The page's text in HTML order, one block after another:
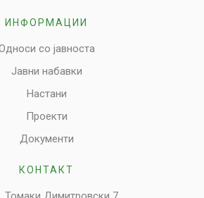
ИНФОРМАЦИИ
со јавноста
Јавни набавки
Настани
Проекти
Документи
КОНТАКТ